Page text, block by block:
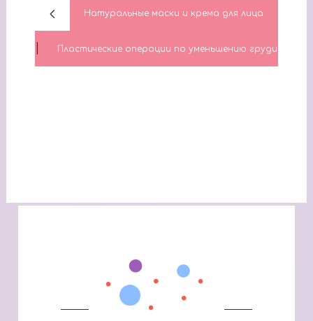
Натуральные маски и крема для лица
Пластические операции по уменьшению груди